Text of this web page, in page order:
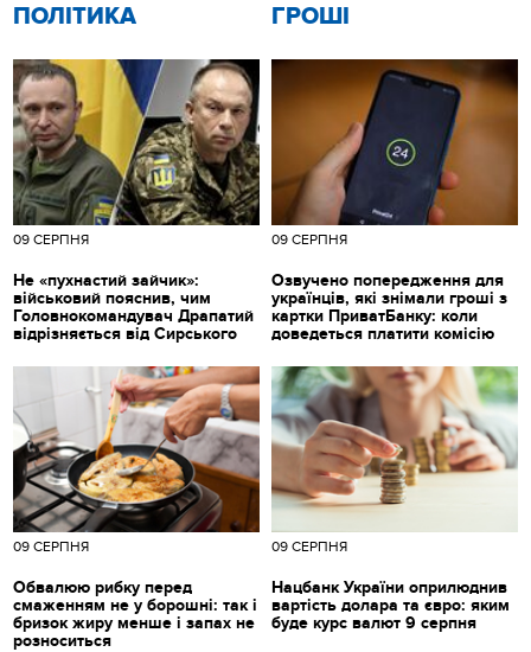
ПОЛІТИКА
09 СЕРПНЯ
Не «пухнастий зайчик»:
військовий пояснив, чим
Головнокомандувач Драпатий
відрізняється від Сирського
ГРОШІ
09 СЕРПНЯ
Озвучено попередження для
українців, які знімали гроші з
картки ПриватБанку: коли
доведеться платити комісію
09 СЕРПНЯ
Обвалюю рибку перед
смаженням не у борошні: так і
бризок жиру менше і запах не
розноситься
09 СЕРПНЯ
Нацбанк України оприлюднив
вартість долара та євро: яким
буде курс валют 9 серпня